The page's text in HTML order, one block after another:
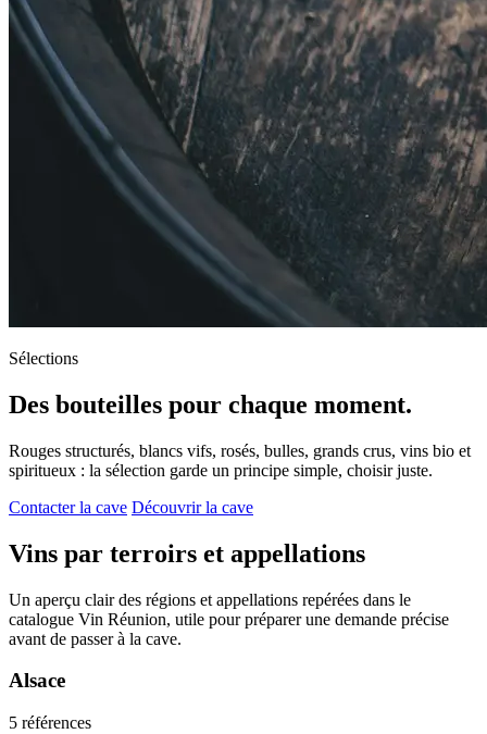
Sélections
Des bouteilles pour chaque moment.
Rouges structurés, blancs vifs, rosés, bulles, grands crus, vins bio et
spiritueux : la sélection garde un principe simple, choisir juste.
Contacter la cave Découvrir la cave
Vins par terroirs et appellations
Un aperçu clair des régions et appellations repérées dans le
catalogue Vin Réunion, utile pour préparer une demande précise
avant de passer à la cave.
Alsace
5 références